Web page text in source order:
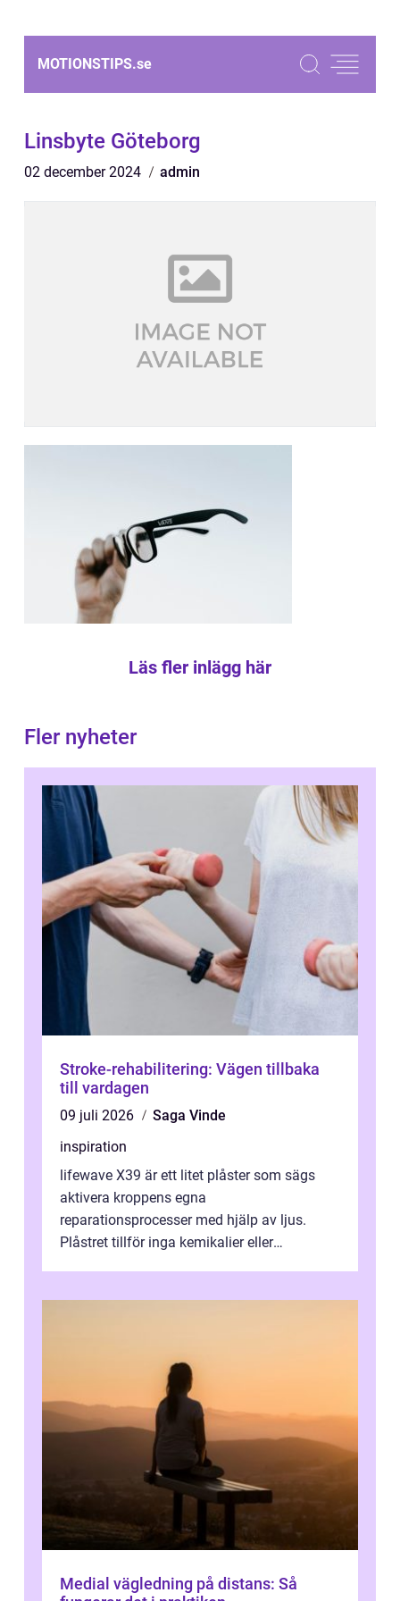
MOTIONSTIPS.se
Linsbyte Göteborg
02 december 2024 admin
Läs fler inlägg här
Fler nyheter
Stroke-rehabilitering: Vägen tillbaka
till vardagen
09 juli 2026
Saga Vinde
inspiration
lifewave X39 är ett litet plåster som sägs
aktivera kroppens egna
reparationsprocesser med hjälp av ljus.
Plåstret tillför inga kemikalier eller
Medial vägledning på distans: Så